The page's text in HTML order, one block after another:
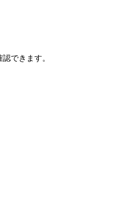
できます。